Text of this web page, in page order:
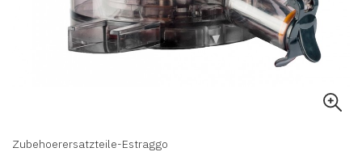
Zubehoerersatzteile-Estraggo